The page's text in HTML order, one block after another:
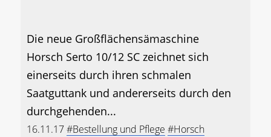
Die neue Großflächensämaschine
Horsch Serto 10/12 SC zeichnet sich
einerseits durch ihren schmalen
Saatguttank und andererseits durch den
durchgehenden...
16.11.17#Bestellung und Pflege #Horsch